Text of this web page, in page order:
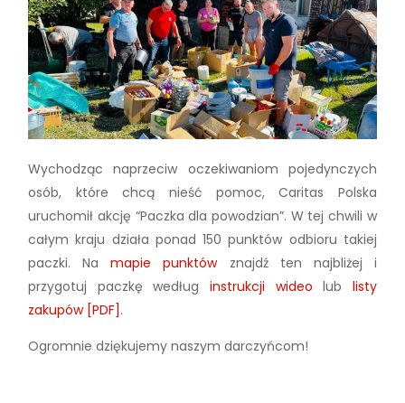
Wychodząc naprzeciw oczekiwaniom pojedynczych
osób, które chcą nieść pomoc, Caritas Polska
uruchomił akcję “Paczka dla powodzian”. W tej chwili w
całym kraju działa ponad 150 punktów odbioru takiej
paczki. Namapie punktówznajdź ten najbliżej i
przygotuj paczkę według instrukcji wideo lub listy
zakupów [PDF] .
Ogromnie dziękujemy naszym darczyńcom!